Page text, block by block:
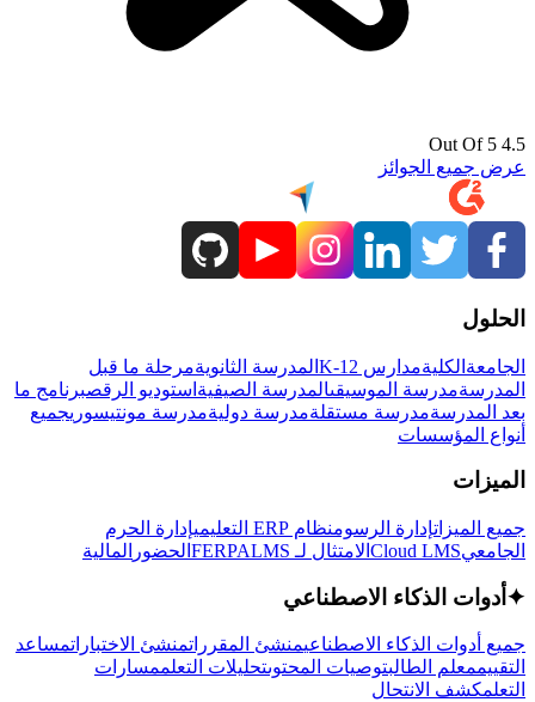
4.5 Out Of 5
عرض جميع الجوائز
الحلول
الجامعة الكليةمدارس K-12 المدرسة الثانويةمرحلة ما قبل
المدرسةمدرسة الموسيقىالمدرسة الصيفية استوديو الرقصبرنامج ما
بعد المدرسةمدرسة مستقلةمدرسة دوليةمدرسة مونتيسوريجميع
أنواع المؤسسات
الميزات
جميع الميزاتإدارة الرسومنظام ERP التعليمي
إدارة الحرم
الجامعيCloud LMS الامتثال لـ FERPA LMS الحضور المالية
✦ أدوات الذكاء الاصطناعي
جميع أدوات الذكاء الاصطناعيمنشئ المقرراتمنشئ الاختباراتمساعد
التقييممعلم الطالبتوصيات المحتوىتحليلات التعلممسارات
التعلمكشف الانتحال